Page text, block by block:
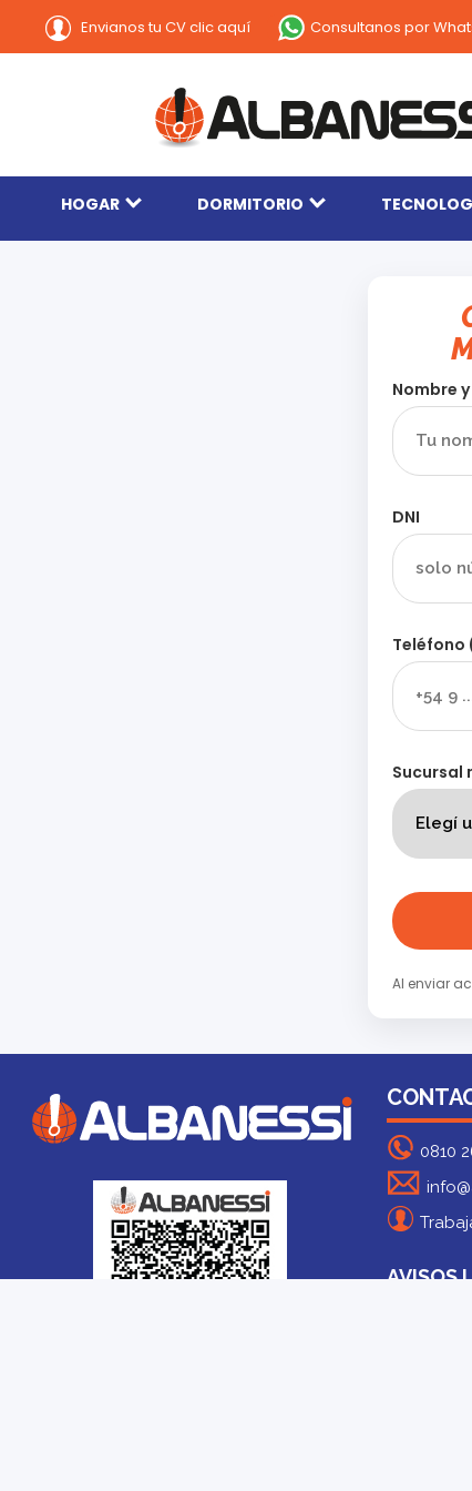
Envianos tu CV clic aquí Consultanos por
HOGAR DORMITORIO
Nombre
DNI
Teléfono
Sucursal
Al enviar
0810
AVISOS